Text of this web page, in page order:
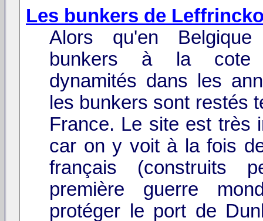
Les bunkers de
Alors qu'en
bunkers à la
dynamités dans les
les bunkers sont restés
France. Le site est très
car on y voit à la fois
français (construits
première guerre
protéger le port de